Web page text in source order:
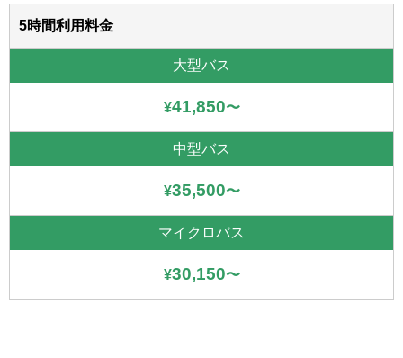
5時間利用料金
¥41,850〜
¥35,500〜
¥30,150〜